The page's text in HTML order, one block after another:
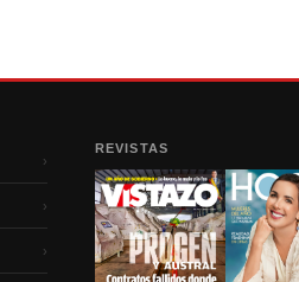
›
›
›
REVISTAS